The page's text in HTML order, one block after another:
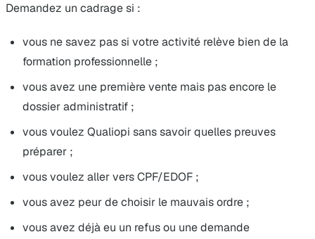
Demandez un cadrage si :
vous ne savez pas si votre activité relève bien de la
formation professionnelle ;
vous avez une première vente mais pas encore le
dossier administratif ;
vous voulez Qualiopi sans savoir quelles preuves
préparer ;
vous voulez aller vers CPF/EDOF ;
vous avez peur de choisir le mauvais ordre ;
vous avez déjà eu un refus ou une demande